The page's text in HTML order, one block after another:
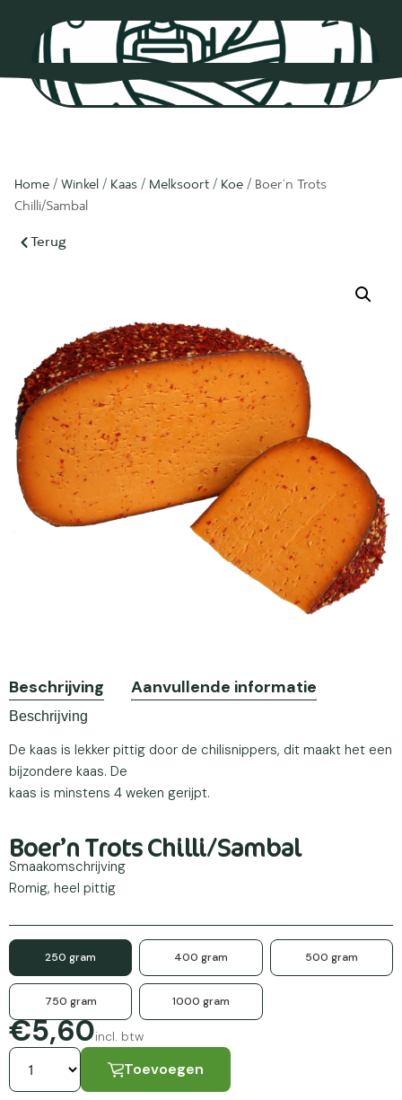
0
Home / Winkel / Kaas / Melksoort / Koe / Boer’n Trots
Chilli/Sambal
Terug
Beschrijving Aanvullende informatie
Beschrijving
De kaas is lekker pittig door de chilisnippers, dit maakt het een
bijzondere kaas. De
kaas is minstens 4 weken gerijpt.
Boer’n Trots Chilli/Sambal
Smaakomschrijving
Romig, heel pittig
250 gram 400 gram 500 gram
750 gram 1000 gram
€5,60incl. btw
Toevoegen